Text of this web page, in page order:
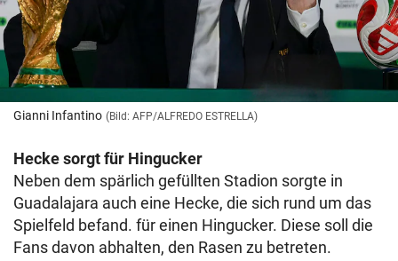
Gianni Infantino (Bild: AFP/ALFREDO ESTRELLA)
Hecke sorgt für Hingucker
Neben dem spärlich gefüllten Stadion sorgte in
Guadalajara auch eine Hecke, die sich rund um das
Spielfeld befand. für einen Hingucker. Diese soll die
Fans davon abhalten, den Rasen zu betreten.